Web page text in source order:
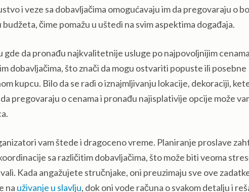
i veze sa dobavljačima omogućavaju im da pregovaraju o
čime pomažu u uštedi na svim aspektima događaja.
gde da pronađu najkvalitetnije usluge po najpovoljnijim
dobavljačima, što znači da mogu ostvariti popuste ili posebne
kupcu. Bilo da se radi o iznajmljivanju lokacije, dekoraciji,
pregovaraju o cenama i pronađu najisplativije opcije može
vam štede i dragoceno vreme. Planiranje proslave
sa različitim dobavljačima, što može biti veoma
Kada angažujete stručnjake, oni preuzimaju sve ove
na uživanje u slavlju, dok oni vode računa o svakom detalju i